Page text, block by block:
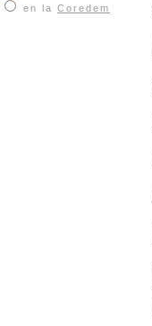
en la Coredem